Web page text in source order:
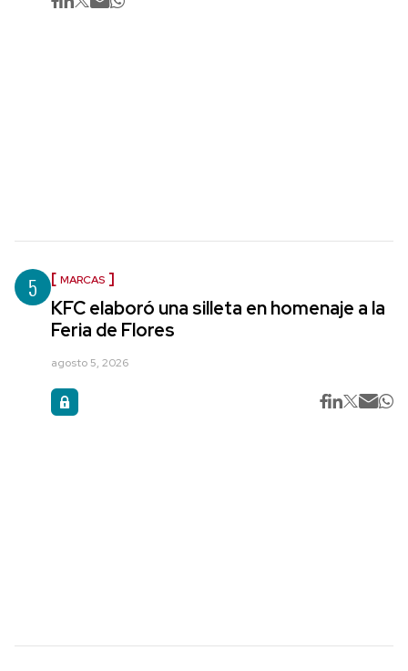
5 MARCAS
KFC elaboró una silleta en homenaje a la
Feria de Flores
agosto 5, 2026